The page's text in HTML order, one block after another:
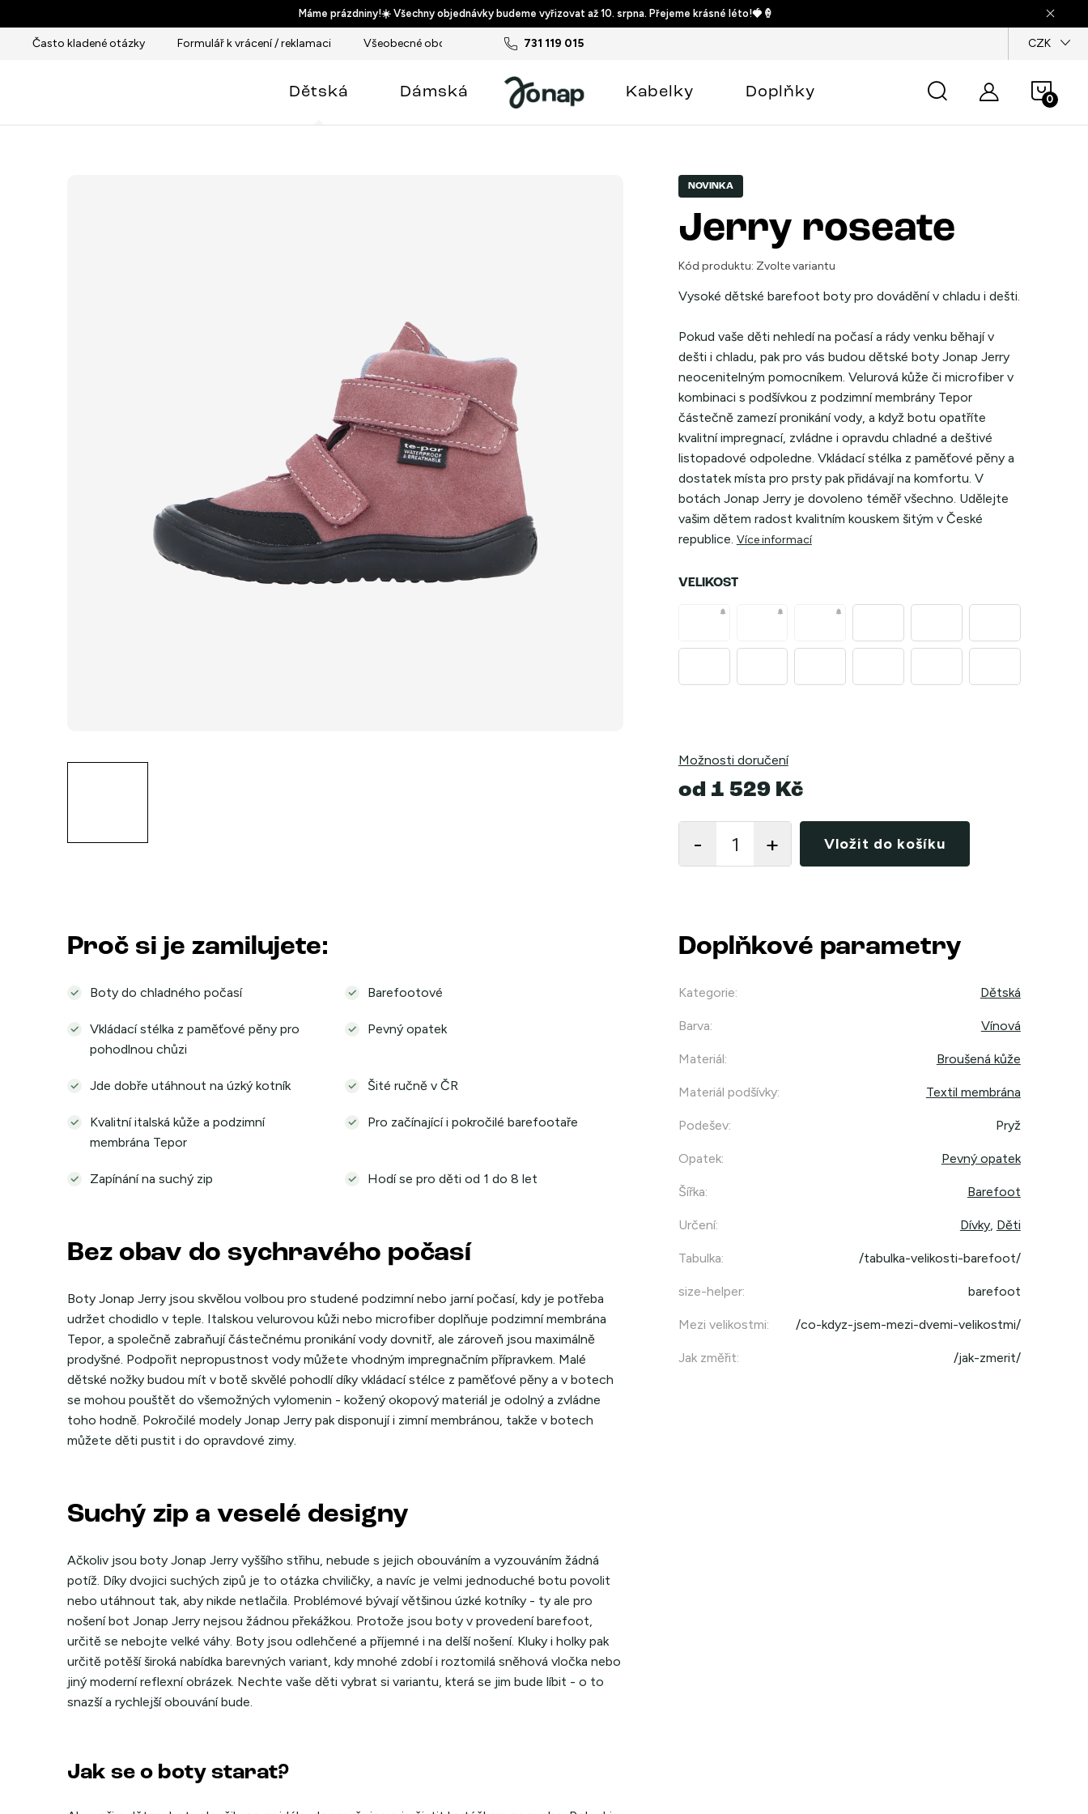
na
obsah
Máme prázdniny!☀️ Všechny objednávky budeme vyřizovat až 10. srpna. Přejeme krásné léto!🍓🍦
731 119 015
Často kladené otázky Formulář k vrácení / reklamaci Všeobecné obchodní podmínky Podmínky ochrany osobních údajů CZK
košík
Dětská Dámská Kabelky Doplňky
NOVINKA
Jerry roseate
Kód produktu: Zvolte variantu
Vysoké dětské barefoot boty pro dovádění v chladu i dešti.
Pokud vaše děti nehledí na počasí a rády venku běhají v
dešti i chladu, pak pro vás budou dětské boty Jonap Jerry
neocenitelným pomocníkem. Velurová kůže či microfiber v
kombinaci s podšívkou z podzimní membrány Tepor
částečně zamezí pronikání vody, a když botu opatříte
kvalitní impregnací, zvládne i opravdu chladné a deštivé
listopadové odpoledne. Vkládací stélka z paměťové pěny a
dostatek místa pro prsty pak přidávají na komfortu. V
botách Jonap Jerry je dovoleno téměř všechno. Udělejte
vašim dětem radost kvalitním kouskem šitým v České
republice. Více informací
VELIKOST
Možnosti doručení
od 1 529 Kč
Vložit do košíku
Proč si je zamilujete:
Boty do chladného počasí Barefootové
Vkládací stélka z paměťové pěny pro
pohodlnou chůzi
Pevný opatek
Jde dobře utáhnout na úzký kotník Šité ručně v ČR
Kvalitní italská kůže a podzimní
membrána Tepor
Pro začínající i pokročilé barefootaře
Zapínání na suchý zip Hodí se pro děti od 1 do 8 let
Bez obav do sychravého počasí
Boty Jonap Jerry jsou skvělou volbou pro studené podzimní nebo jarní počasí, kdy je potřeba
udržet chodidlo v teple. Italskou velurovou kůži nebo microfiber doplňuje podzimní membrána
Tepor, a společně zabraňují částečnému pronikání vody dovnitř, ale zároveň jsou maximálně
prodyšné. Podpořit nepropustnost vody můžete vhodným impregnačním přípravkem. Malé
dětské nožky budou mít v botě skvělé pohodlí díky vkládací stélce z paměťové pěny a v botech
se mohou pouštět do všemožných vylomenin - kožený okopový materiál je odolný a zvládne
toho hodně. Pokročilé modely Jonap Jerry pak disponují i zimní membránou, takže v botech
můžete děti pustit i do opravdové zimy.
Suchý zip a veselé designy
Ačkoliv jsou boty Jonap Jerry vyššího střihu, nebude s jejich obouváním a vyzouváním žádná
potíž. Díky dvojici suchých zipů je to otázka chviličky, a navíc je velmi jednoduché botu povolit
nebo utáhnout tak, aby nikde netlačila. Problémové bývají většinou úzké kotníky - ty ale pro
nošení bot Jonap Jerry nejsou žádnou překážkou. Protože jsou boty v provedení barefoot,
určitě se nebojte velké váhy. Boty jsou odlehčené a příjemné i na delší nošení. Kluky i holky pak
určitě potěší široká nabídka barevných variant, kdy mnohé zdobí i roztomilá sněhová vločka nebo
jiný moderní reflexní obrázek. Nechte vaše děti vybrat si variantu, která se jim bude líbit - o to
snazší a rychlejší obouvání bude.
Jak se o boty starat?
Doplňkové parametry
Kategorie: Dětská
Barva: Vínová
Materiál: Broušená kůže
Materiál podšívky: Textil membrána
Podešev: Pryž
Opatek: Pevný opatek
Šířka: Barefoot
Určení: Dívky, Děti
Tabulka: /tabulka-velikosti-barefoot/
size-helper: barefoot
Mezi velikostmi: /co-kdyz-jsem-mezi-dvemi-velikostmi/
Jak změřit: /jak-zmerit/